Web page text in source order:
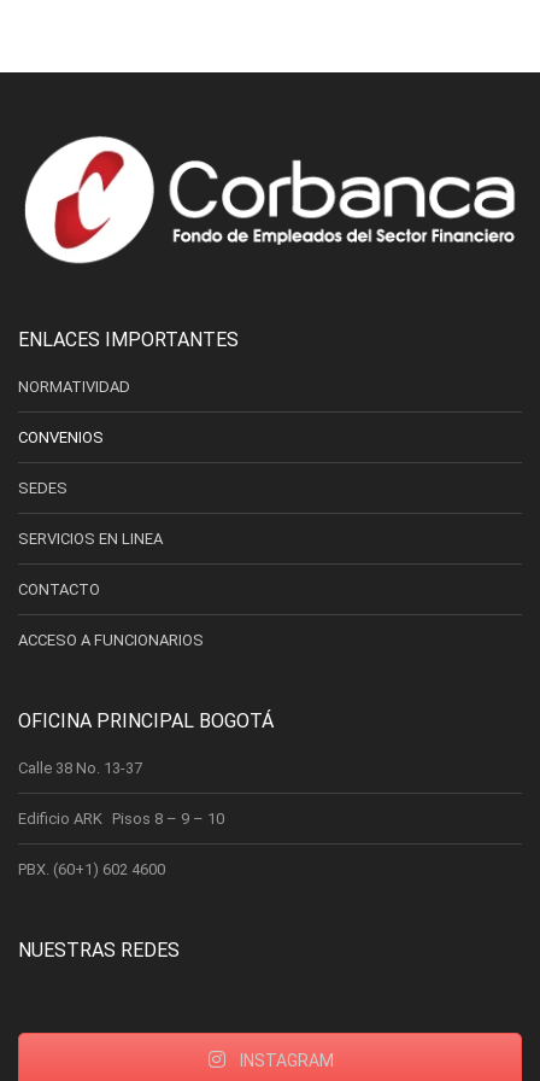
ENLACES IMPORTANTES
NORMATIVIDAD
CONVENIOS
SEDES
SERVICIOS EN LINEA
CONTACTO
ACCESO A FUNCIONARIOS
OFICINA PRINCIPAL BOGOTÁ
Calle 38 No. 13-37
Edificio ARK Pisos 8 – 9 – 10
PBX. (60+1) 602 4600
NUESTRAS REDES
INSTAGRAM